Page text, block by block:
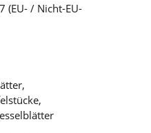
(EU- / Nicht-EU-